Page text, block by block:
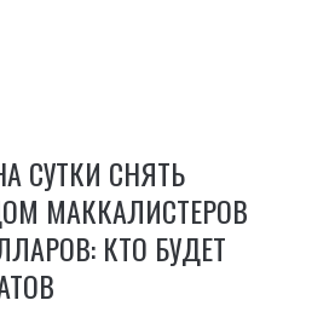
СУТКИ СНЯТЬ
МАККАЛИСТЕРОВ
КТО БУДЕТ